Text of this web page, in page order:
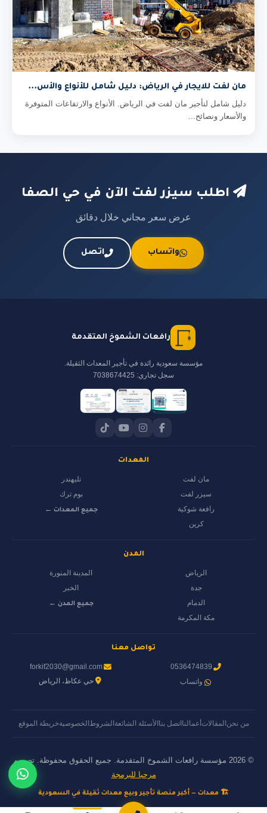
مان لفت للايجار في الرياض: دليل شامل للأنواع والأس...
دليل شامل لتأجير مان لفت في الرياض. الأنواع والارتفاعات المتوفرة
والأسعار ونصائح...
اطلب سيزر لفت الآن في حي الصفا
عرض سعر مجاني خلال دقائق
واتساب اتصل
رافعات الشموخ المتقدمة
مؤسسة سعودية رائدة في تأجير المعدات الثقيلة.
سجل تجاري: 7038674425
المعدات
مان لفت
سيزر لفت
رافعة شوكية
كرين
تليهندر
بوم ترك
جميع المعدات ←
المدن
الرياض
جدة
الدمام
مكة المكرمة
المدينة المنورة
الخبر
جميع المدن ←
تواصل معنا
0536474839
واتساب
forkif2030@gmail.com
حي عكاظ، الرياض
من نحنالمقالات أعمالنااتصل بناالأسئلة الشائعةالشروط الخصوصيةخريطة الموقع
© 2026 مؤسسة رافعات الشموخ المتقدمة. جميع الحقوق محفوظة. تصميم
مرحبا للبرمجة
🏗️ معدات — أكبر منصة تأجير وبيع معدات ثقيلة في السعودية